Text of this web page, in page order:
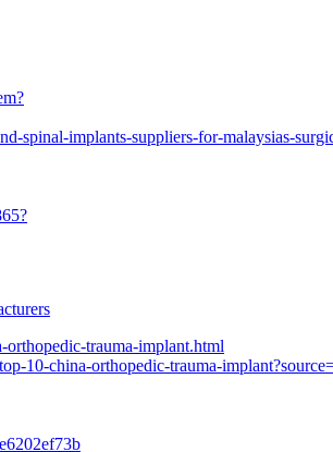
spinal-implants-suppliers-for-malaysias-
orthopedic-trauma-implant.html
10-china-orthopedic-trauma-